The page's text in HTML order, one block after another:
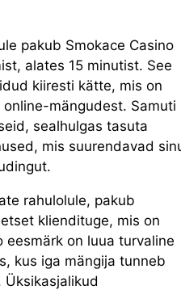
pakub Smokace Casino
alates 15 minutist. See
kiiresti kätte, mis on
mängudest. Samuti
sealhulgas tasuta
mis suurendavad
rahulolule, pakub
kliendituge, mis on
eesmärk on luua turvaline
kus iga mängija tunneb